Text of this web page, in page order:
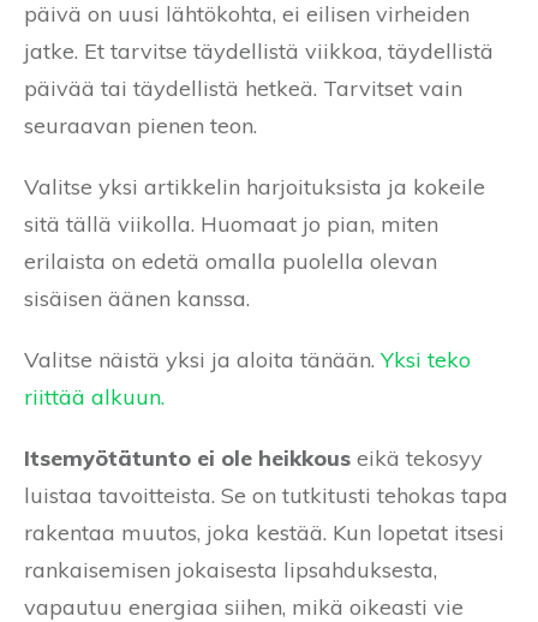
päivä on uusi lähtökohta, ei eilisen virheiden
jatke. Et tarvitse täydellistä viikkoa, täydellistä
päivää tai täydellistä hetkeä. Tarvitset vain
seuraavan pienen teon.
Valitse yksi artikkelin harjoituksista ja kokeile
sitä tällä viikolla. Huomaat jo pian, miten
erilaista on edetä omalla puolella olevan
sisäisen äänen kanssa.
Valitse näistä yksi ja aloita tänään.Yksi teko
riittää alkuun.
Itsemyötätunto ei ole heikkous eikä tekosyy
luistaa tavoitteista. Se on tutkitusti tehokas tapa
rakentaa muutos, joka kestää. Kun lopetat itsesi
rankaisemisen jokaisesta lipsahduksesta,
vapautuu energiaa siihen, mikä oikeasti vie